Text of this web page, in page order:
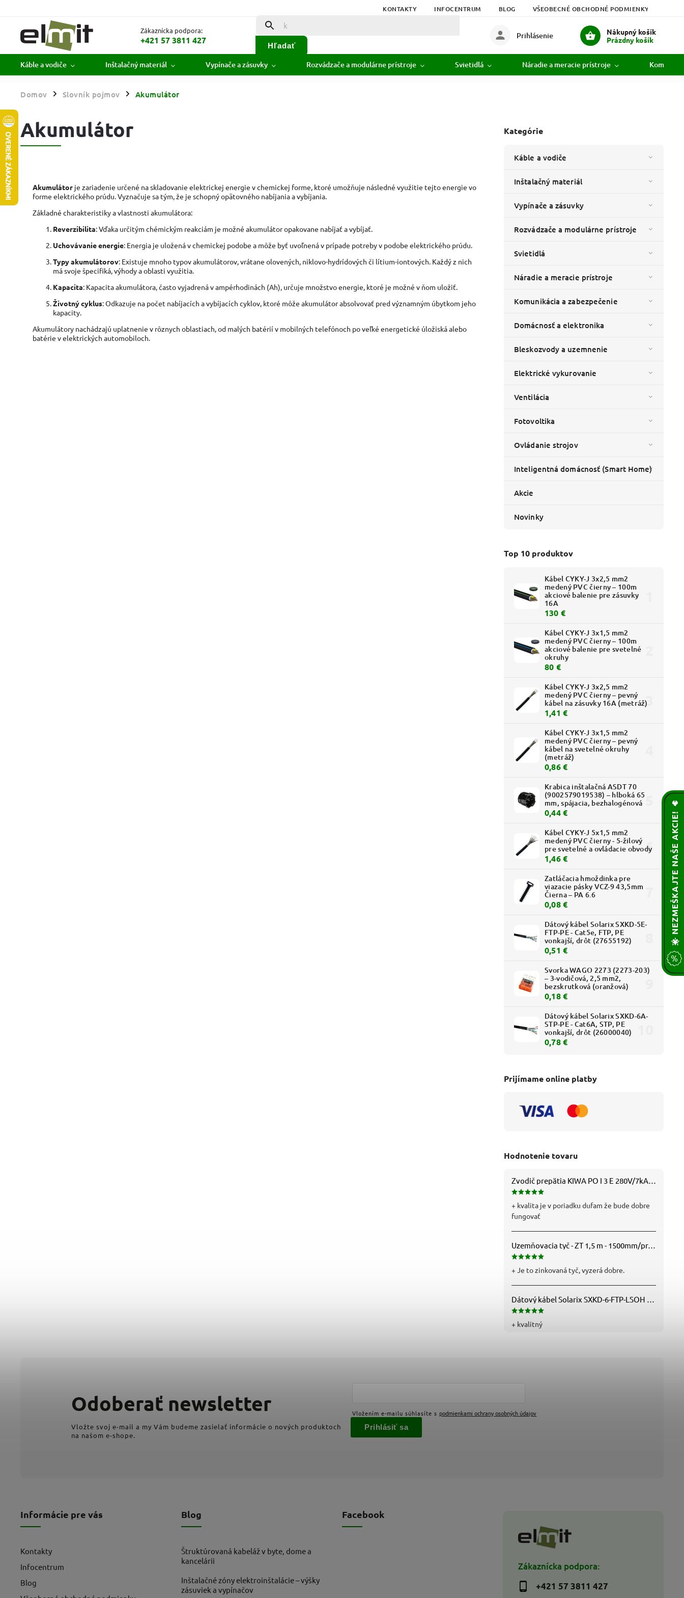
KONTAKTY INFOCENTRUM BLOG VŠEOBECNÉ OBCHODNÉ PODMIENKY
Zákaznícka podpora:
+421 57 3811 427
Hľadať
Nákupný košík
Prázdny košík
Prihlásenie
Káble a vodiče Inštalačný materiál Vypínače a zásuvky Rozvádzače a modulárne prístroje Svietidlá Náradie a meracie prístroje
Domov / Slovník pojmov / Akumulátor
Kategórie
Káble a vodiče
Inštalačný materiál
Vypínače a zásuvky
Rozvádzače a modulárne prístroje
Svietidlá
Náradie a meracie prístroje
Komunikácia a zabezpečenie
Domácnosť a elektronika
Bleskozvody a uzemnenie
Elektrické vykurovanie
Ventilácia
Fotovoltika
Ovládanie strojov
Inteligentná domácnosť (Smart Home)
Akcie
Novinky
Top 10 produktov
Kábel CYKY-J 3x2,5 mm2
medený PVC čierny – 100m
akciové balenie pre zásuvky
16A
130 €
Kábel CYKY-J 3x1,5 mm2
medený PVC čierny – 100m
akciové balenie pre svetelné
okruhy
80 €
Kábel CYKY-J 3x2,5 mm2
medený PVC čierny – pevný
kábel na zásuvky 16A (metráž)
1,41 €
Kábel CYKY-J 3x1,5 mm2
medený PVC čierny – pevný
kábel na svetelné okruhy
(metráž)
0,86 €
Krabica inštalačná ASDT 70
(9002579019538) – hlboká 65
mm, spájacia, bezhalogénová
0,44 €
Kábel CYKY-J 5x1,5 mm2
medený PVC čierny - 5-žilový
pre svetelné a ovládacie obvody
1,46 €
Zatláčacia hmoždinka pre
viazacie pásky VCZ-9 43,5mm
Čierna – PA 6.6
0,08 €
Dátový kábel Solarix SXKD-5E-
FTP-PE - Cat5e, FTP, PE
vonkajší, drôt (27655192)
0,51 €
Svorka WAGO 2273 (2273-203)
– 3-vodičová, 2,5 mm2,
bezskrutková (oranžová)
0,18 €
Dátový kábel Solarix SXKD-6A-
STP-PE - Cat6A, STP, PE
vonkajší, drôt (26000040)
0,78 €
Prijímame online platby
Hodnotenie tovaru
Zvodič prepätia KIWA PO I 3 E 280V/7kA B+C+D (T1+T2+T3) 3P - 81.201
+ kvalita je v poriadku dufam že bude dobre
fungovať
Uzemňovacia tyč - ZT 1,5 m - 1500mm/pr.25mm - Fe/Zn - f712112
+ Je to zinkovaná tyč, vyzerá dobre.
Dátový kábel Solarix SXKD-6-FTP-LSOH - Cat6, FTP, LSOH, drôt (26000005)
+ kvalitný
Akumulátor
Akumulátor je zariadenie určené na skladovanie elektrickej energie v chemickej forme, ktoré umožňuje následné využitie tejto energie vo
forme elektrického prúdu. Vyznačuje sa tým, že je schopný opätovného nabíjania a vybíjania.
Základné charakteristiky a vlastnosti akumulátora:
Reverzibilita: Vďaka určitým chémickým reakciám je možné akumulátor opakovane nabíjať a vybíjať.
Uchovávanie energie: Energia je uložená v chemickej podobe a môže byť uvoľnená v prípade potreby v podobe elektrického prúdu.
Typy akumulátorov: Existuje mnoho typov akumulátorov, vrátane olovených, niklovo-hydrídových či lítium-iontových. Každý z nich
má svoje špecifiká, výhody a oblasti využitia.
Kapacita: Kapacita akumulátora, často vyjadrená v ampérhodinách (Ah), určuje množstvo energie, ktoré je možné v ňom uložiť.
Životný cyklus: Odkazuje na počet nabíjacích a vybíjacích cyklov, ktoré môže akumulátor absolvovať pred významným úbytkom jeho
kapacity.
Akumulátory nachádzajú uplatnenie v rôznych oblastiach, od malých batérií v mobilných telefónoch po veľké energetické úložiská alebo
batérie v elektrických automobiloch.
Zákaznícka podpora:
+421 57 3811 427
Informácie pre vás
Kontakty
Infocentrum
Blog
Blog
Štruktúrovaná kabeláž v byte, dome a
kancelárii
Inštalačné zóny elektroinštalácie – výšky
zásuviek a vypínačov
Odoberať newsletter
Vložte svoj e-mail a my Vám budeme zasielať informácie o nových produktoch
na našom e-shope.
Vložením e-mailu súhlasíte s podmienkami ochrany osobných údajov
Prihlásiť sa
Facebook
🌟 NEZMEŠKAJTE NAŠE AKCIE! 🔥